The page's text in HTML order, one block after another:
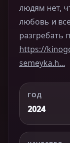
людям нет,
любовь и
разгребать
https://
semeyka.h...
ГОД
2024